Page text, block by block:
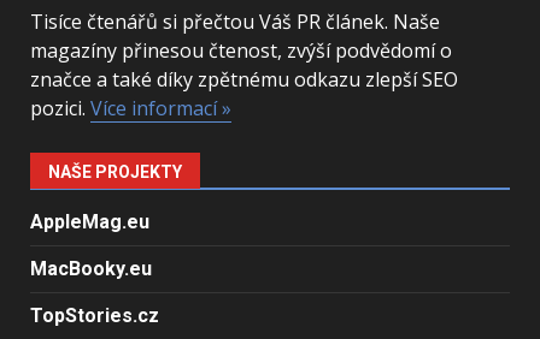
Tisíce čtenářů si přečtou Váš PR článek. Naše
magazíny přinesou čtenost, zvýší podvědomí o
značce a také díky zpětnému odkazu zlepší SEO
pozici. Více informací »
NAŠE PROJEKTY
AppleMag.eu
MacBooky.eu
TopStories.cz